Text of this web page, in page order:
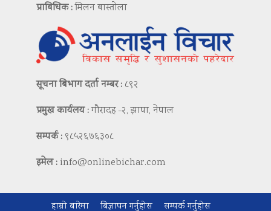
प्राबिधिक :मिलन बास्तोला
सूचना बिभाग दर्ता नम्बर : ८९२
प्रमुख कार्यलय :गौरादह -२, झापा, नेपाल
सम्पर्क : ९८५२६७६३०८
इमेल : info@onlinebichar.com
हाम्रो बारेमा बिज्ञापन गर्नुहोस सम्पर्क गर्नुहोस